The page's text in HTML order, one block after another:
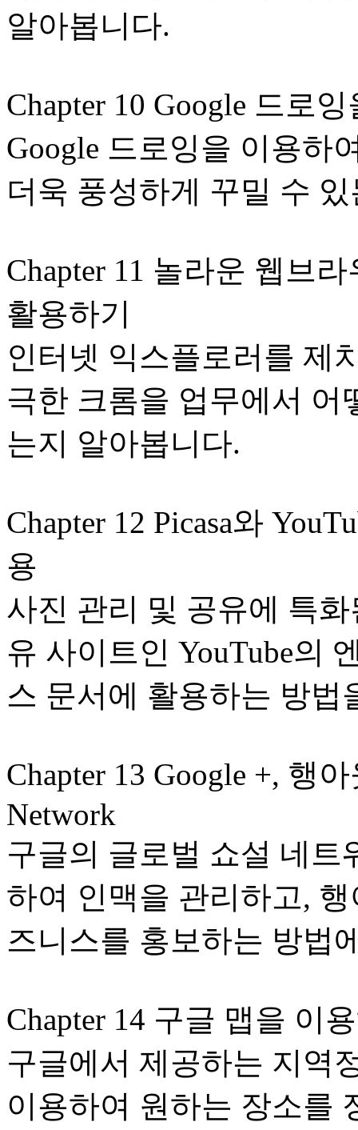
알아봅니다.
Chapter 10 Google 드로
Google 드로잉을 이용하
더욱 풍성하게 꾸밀 수
Chapter 11 놀라운 웹브
활용하기
인터넷 익스플로러를 제
극한 크롬을 업무에서 어
는지 알아봅니다.
Chapter 12 Picasa와
용
사진 관리 및 공유에 특
유 사이트인 YouTube의
스 문서에 활용하는 방법
Chapter 13 Google +, 행
Network
구글의 글로벌 쇼설 네트
하여 인맥을 관리하고,
즈니스를 홍보하는 방법
Chapter 14 구글 맵을 이
구글에서 제공하는 지역
이용하여 원하는 장소를